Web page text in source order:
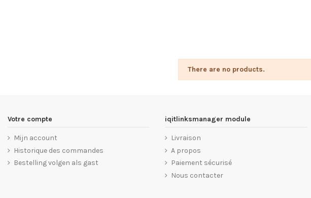
There are no products.
Votre compte
Mijn account
Historique des commandes
Bestelling volgen als gast
iqitlinksmanager module
Livraison
A propos
Paiement sécurisé
Nous contacter